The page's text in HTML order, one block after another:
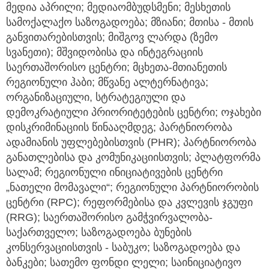
მედია აპრილი; მედიაომბუდსმენი; მესხეთის
სამოქალაქო საზოგადოება; მზიანი; მთისა - მთის
განვითარებისთვის; მიშგოვ ლარდა (ზემო
სვანეთი); მშვიდობისა და ინტეგრაციის
საერთაშორისო ცენტრი; მცხეთა-მთიანეთის
რეგიონული ჰაბი; მწვანე ალტერნატივა;
ორგანიზაციული, სტრატეგიული და
დემოკრატიული პრიორიტეტების ცენტრი; ოჯახები
დისკრიმინაციის წინააღმდეგ; პარტნიორობა
ადამიანის უფლებებისთვის (PHR); პარტნიორობა
განათლებისა და კომუნიკაციისთვის; პლატფორმა
სალამ; რეგიონული ინიციატივების ცენტრი
„ნათელი მომავალი“; რეგიონული პარტნიორობის
ცენტრი (RPC); რეფორმებისა და კვლევის ჯგუფი
(RRG); საერთაშორისო გამჭვირვალობა-
საქართველო; საზოგადოება ბუნების
კონსერვაციისთვის - საბუკო; საზოგადოება და
ბანკები; სათემო ფონდი ლელი; საინიციატივო